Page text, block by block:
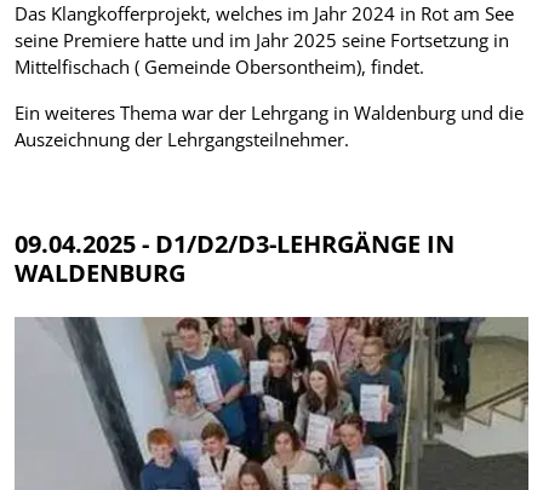
Das Klangkofferprojekt, welches im Jahr 2024 in Rot am See
seine Premiere hatte und im Jahr 2025 seine Fortsetzung in
Mittelfischach ( Gemeinde Obersontheim), findet.
Ein weiteres Thema war der Lehrgang in Waldenburg und die
Auszeichnung der Lehrgangsteilnehmer.
09.04.2025 - D1/D2/D3-LEHRGÄNGE IN
WALDENBURG